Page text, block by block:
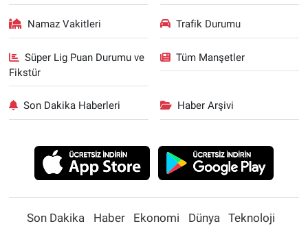
Namaz Vakitleri Trafik Durumu
Süper Lig Puan Durumu ve
Fikstür
Tüm Manşetler
Son Dakika Haberleri Haber Arşivi
Son Dakika Haber Ekonomi Dünya
Teknoloji